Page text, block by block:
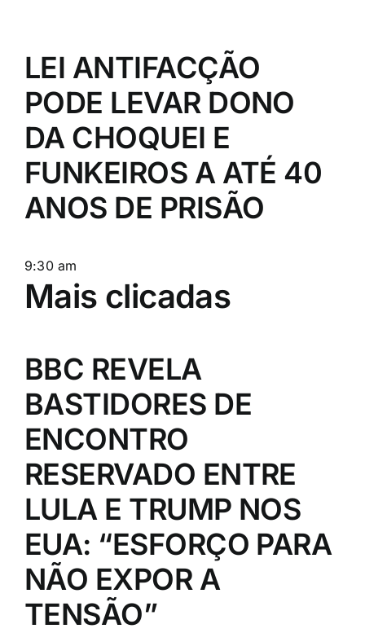
LEI ANTIFACÇÃO
PODE LEVAR DONO
DA CHOQUEI E
FUNKEIROS A ATÉ 40
ANOS DE PRISÃO
9:30 am
Mais clicadas
BBC REVELA
BASTIDORES DE
ENCONTRO
RESERVADO ENTRE
LULA E TRUMP NOS
EUA: “ESFORÇO PARA
NÃO EXPOR A
TENSÃO”